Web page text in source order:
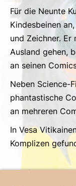
Für die Neunte
Kindesbeinen
und Zeichner. Er
Ausland gehen,
an seinen
Neben Science-
phantastische
an mehreren
In Vesa
Komplizen
MICHAEL